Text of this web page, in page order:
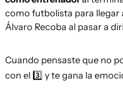
como futbolista para llegar
Álvaro Recoba al pasar a
Cuando pensaste que no
con el 3️⃣ y te gana la